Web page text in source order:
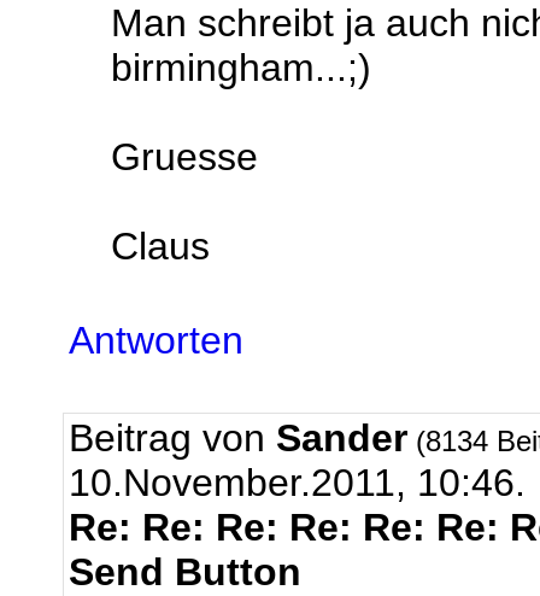
Man schreibt ja auch
birmingham...;)
Gruesse
Claus
Antworten
Beitrag von Sander (8134
10.November.2011, 10:46.
Re: Re: Re: Re: Re: Re:
Send Button